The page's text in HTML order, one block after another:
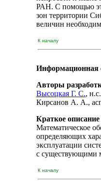
РАН. С помощью
зон территории
величин
К началу
Информационная
Авторы
Высоцкая Г. С.,
Кирсанов А. А.,
Краткое описание
Математическое
определяющих
эксплуатации
с существующими
К началу